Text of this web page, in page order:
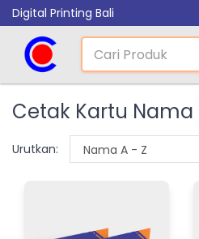
Digital Printing Bali
Cetak Kartu Nama
Urutkan: